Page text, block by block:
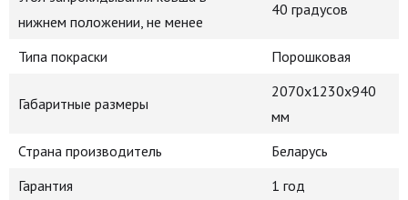
нижнем положении, не менее
40 градусов
Типа покраски Порошковая
Габаритные размеры
2070x1230x940
мм
Страна производитель
Беларусь
Гарантия
1 год